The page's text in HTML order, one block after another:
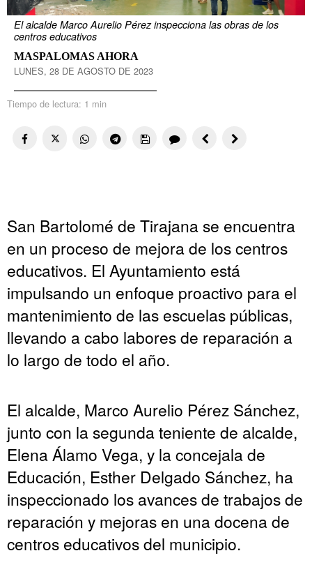
El alcalde Marco Aurelio Pérez inspecciona las obras de los
centros educativos
MASPALOMAS AHORA
LUNES, 28 DE AGOSTO DE 2023
Tiempo de lectura: 1 min
San Bartolomé de Tirajana se encuentra
en un proceso de mejora de los centros
educativos. El Ayuntamiento está
impulsando un enfoque proactivo para el
mantenimiento de las escuelas públicas,
llevando a cabo labores de reparación a
lo largo de todo el año.
El alcalde, Marco Aurelio Pérez Sánchez,
junto con la segunda teniente de alcalde,
Elena Álamo Vega, y la concejala de
Educación, Esther Delgado Sánchez, ha
inspeccionado los avances de trabajos de
reparación y mejoras en una docena de
centros educativos del municipio.